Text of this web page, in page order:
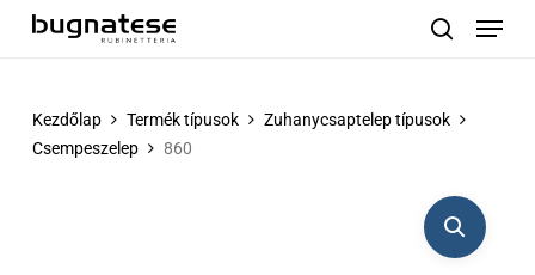
Menu
Kezdőlap Termék típusok
Zuhanycsaptelep típusok
Csempeszelep
860